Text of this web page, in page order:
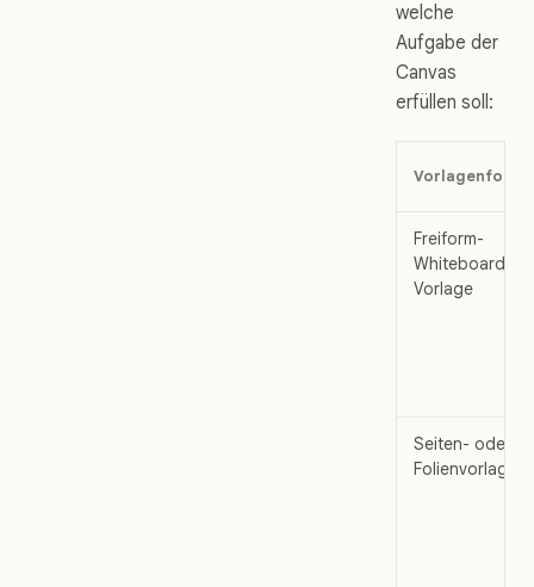
welche
Aufgabe der
Canvas
erfüllen soll:
Vorlagenform
Freiform-
Whiteboard-
Vorlage
Seiten- oder
Folienvorlage